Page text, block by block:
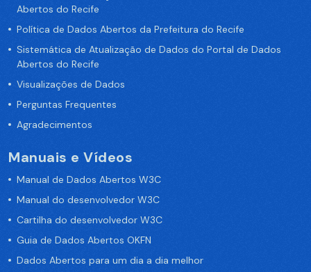
Abertos do Recife
Política de Dados Abertos da Prefeitura do Recife
Sistemática de Atualização de Dados do Portal de Dados
Abertos do Recife
Visualizações de Dados
Perguntas Frequentes
Agradecimentos
Manuais e Vídeos
Manual de Dados Abertos W3C
Manual do desenvolvedor W3C
Cartilha do desenvolvedor W3C
Guia de Dados Abertos OKFN
Dados Abertos para um dia a dia melhor